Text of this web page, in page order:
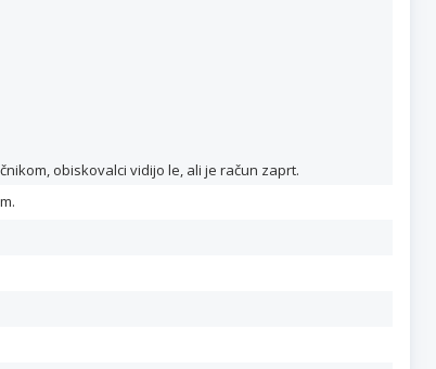
obiskovalci vidijo le, ali je račun zaprt.